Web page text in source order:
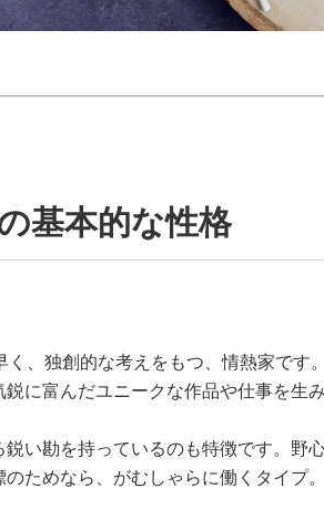
基本的な性格
、独創的な考えをもつ、情熱家です
に富んだユニークな作品や仕事を生
い勘を持っているのも特徴です。野
ためなら、がむしゃらに働くタイプ。